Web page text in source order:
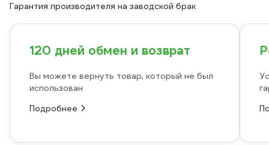
Гарантия производителя на заводской брак
120 дней обмен и возврат
Вы можете вернуть товар, который не был
использован
Подробнее